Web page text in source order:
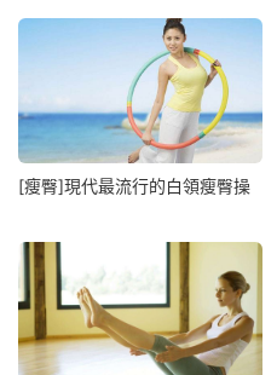
[瘦臀]現代最流行的白領瘦臀操